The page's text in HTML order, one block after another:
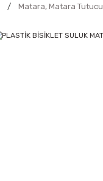
Matara, Matara Tutucu